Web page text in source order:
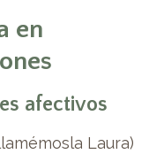
en
afectivos
Laura)